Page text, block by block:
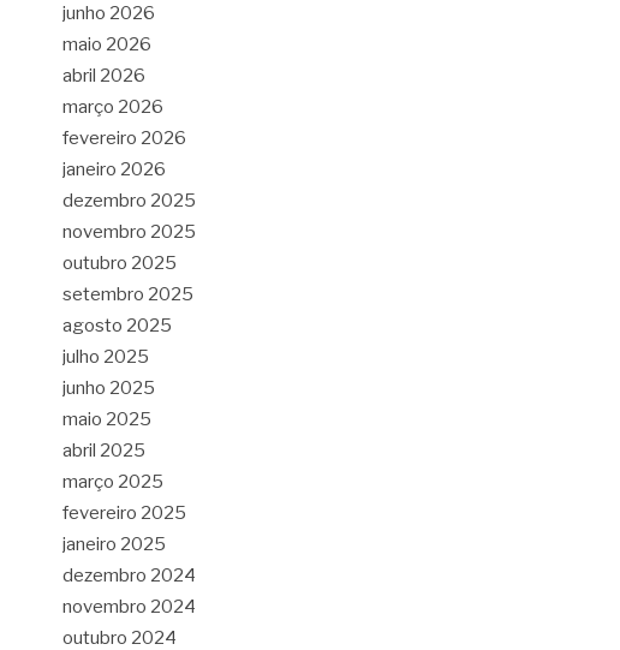
junho 2026
maio 2026
abril 2026
março 2026
fevereiro 2026
janeiro 2026
dezembro 2025
novembro 2025
outubro 2025
setembro 2025
agosto 2025
julho 2025
junho 2025
maio 2025
abril 2025
março 2025
fevereiro 2025
janeiro 2025
dezembro 2024
novembro 2024
outubro 2024